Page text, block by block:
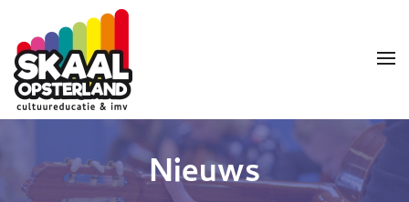
Skip to main content
Nieuws